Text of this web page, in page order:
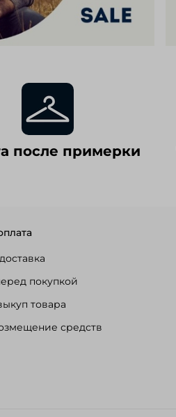
после примерки
покупкой
товара
средств